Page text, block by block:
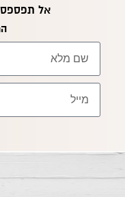
אל